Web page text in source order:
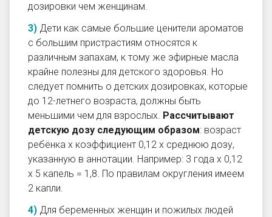
дозировки чем женщинам.
Дети как самые большие ценители ароматов
с большим пристрастиям относятся к
различным запахам, к тому же эфирные масла
крайне полезны для детского здоровья. Но
следует помнить о детских дозировках, которые
до 12-летнего возраста, должны быть
меньшими чем для взрослых. Рассчитывают
детскую дозу следующим образом: возраст
ребёнка х коэффициент 0,12 х среднюю дозу,
указанную в аннотации. Например: 3 года х 0,12
х 5 капель = 1,8. По правилам округления имеем
2 капли.
Для беременных женщин и пожилых людей